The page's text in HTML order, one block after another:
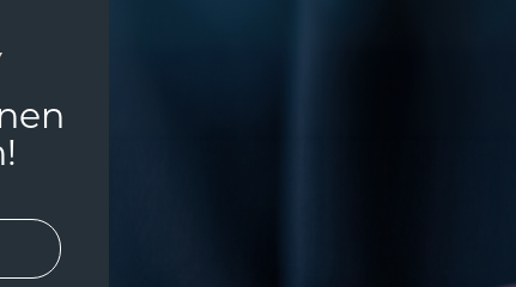
WERTMINDERUNG
von über 10.000 € nehmen wir bei der
notwendig, um die hohen Kosten für die
haben, zu decken. Die genaue Höhe der
Materialien ab. Für weitere Informationen über
Einige Modelle können nicht angepasst
(Siehe: Ringgrößenanpassung).